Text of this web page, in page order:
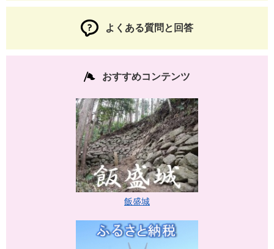
よくある質問と回答
おすすめコンテンツ
飯盛城